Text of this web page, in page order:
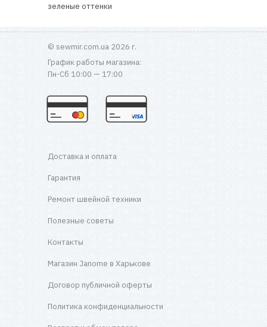
зеленые оттенки
© sewmir.com.ua 2026 г.
График работы магазина:
Пн-Сб 10:00 — 17:00
Доставка и оплата
Гарантия
Ремонт швейной техники
Полезные советы
Контакты
Магазин Janome в Харькове
Договор публичной оферты
Политика конфиденциальности